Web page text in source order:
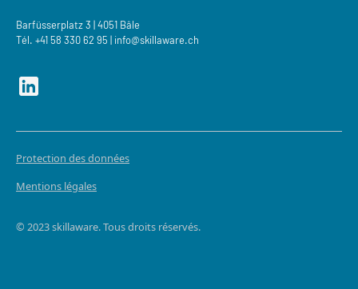
Barfüsserplatz 3 | 4051 Bâle
Tél. +41 58 330 62 95 | ‍info@skillaware.ch
© 2023 skillaware. Tous droits réservés.
Protection des données
Mentions légales